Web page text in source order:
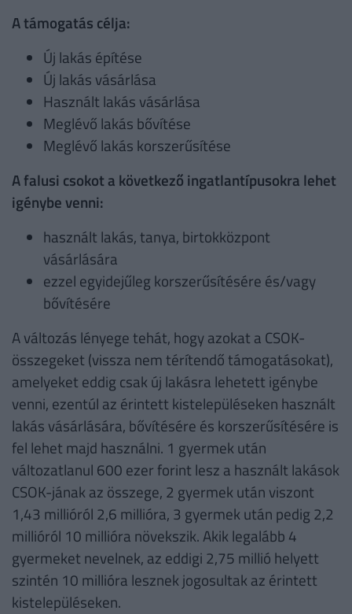
A támogatás célja:
Új lakás építése
Új lakás vásárlása
Használt lakás vásárlása
Meglévő lakás bővítése
Meglévő lakás korszerűsítése
A falusi csokot a következő ingatlantípusokra lehet
igénybe venni:
használt lakás, tanya, birtokközpont
vásárlására
ezzel egyidejűleg korszerűsítésére és/vagy
bővítésére
A változás lényege tehát, hogy azokat a CSOK-
összegeket (vissza nem térítendő támogatásokat),
amelyeket eddig csak új lakásra lehetett igénybe
venni, ezentúl az érintett kistelepüléseken használt
lakás vásárlására, bővítésére és korszerűsítésére is
fel lehet majd használni. 1 gyermek után
változatlanul 600 ezer forint lesz a használt lakások
CSOK-jának az összege, 2 gyermek után viszont
1,43 millióról 2,6 millióra, 3 gyermek után pedig 2,2
millióról 10 millióra növekszik. Akik legalább 4
gyermeket nevelnek, az eddigi 2,75 millió helyett
szintén 10 millióra lesznek jogosultak az érintett
kistelepüléseken.